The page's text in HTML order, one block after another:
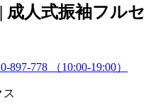
897-778 （10:00-19:00）
ス